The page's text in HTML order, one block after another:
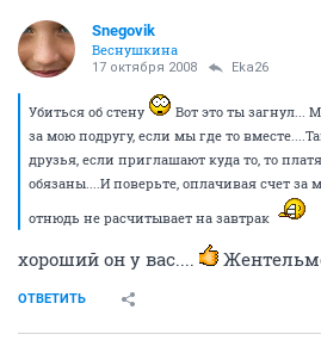
Snegovik
Веснушкина
17 октября 2008 Eka26
Убиться об стену
Вот это ты загнул...
за мою подругу, если мы где то
друзья, если приглашают куда то, то
обязаны....И поверьте, оплачивая счет
отнюдь не расчитывает на завтрак
хороший он у вас....
ОТВЕТИТЬ